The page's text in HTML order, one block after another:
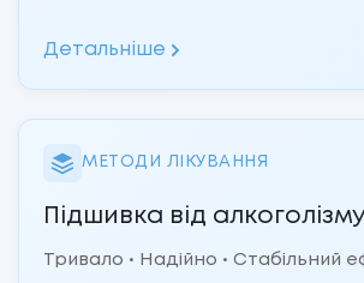
Детальніше
МЕТОДИ ЛІКУВАННЯ
Підшивка від
Тривало • Надійно • Стабільний